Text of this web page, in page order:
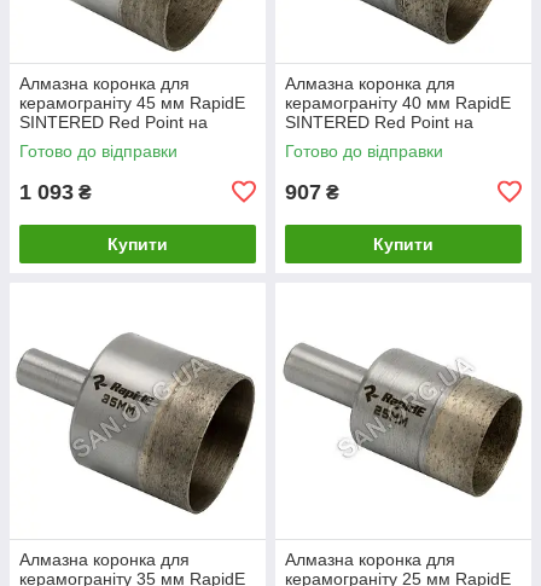
Алмазна коронка для
керамограніту 45 мм RapidE
SINTERED Red Point на
Дриль
Готово до відправки
1 093 ₴
Купити
Алмазна коронка для
керамограніту 40 мм RapidE
SINTERED Red Point на
Дриль
Готово до відправки
907 ₴
Купити
Алмазна коронка для
керамограніту 35 мм RapidE
Алмазна коронка для
керамограніту 25 мм RapidE